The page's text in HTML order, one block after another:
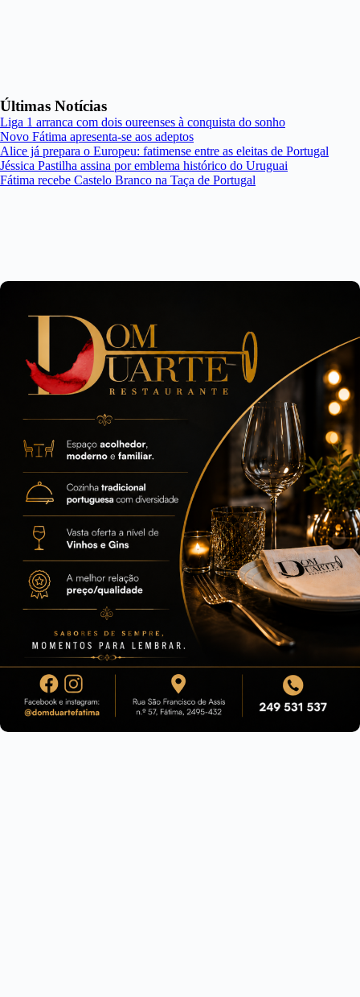
Últimas Notícias
Liga 1 arranca com dois oureenses à conquista do sonho
Novo Fátima apresenta-se aos adeptos
Alice já prepara o Europeu: fatimense entre as eleitas de Portugal
Jéssica Pastilha assina por emblema histórico do Uruguai
Fátima recebe Castelo Branco na Taça de Portugal